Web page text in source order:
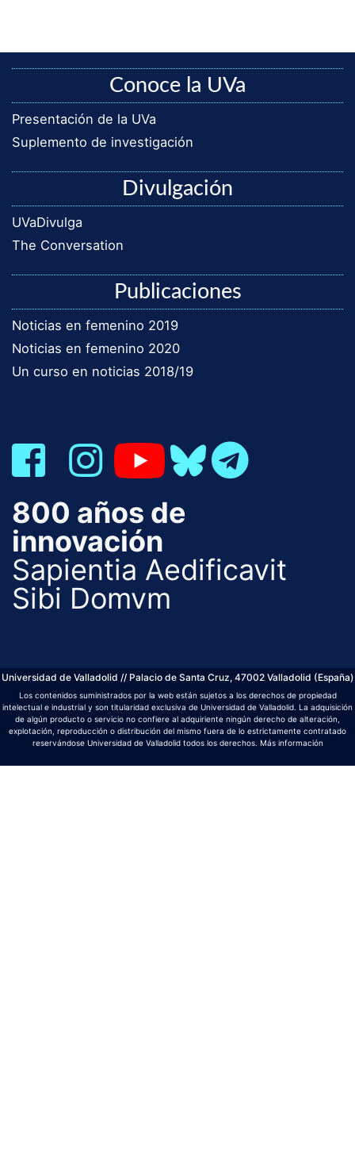
Conoce la UVa
Presentación de la UVa
Suplemento de investigación
Divulgación
UVaDivulga
The Conversation
Publicaciones
Noticias en femenino 2019
Noticias en femenino 2020
Un curso en noticias 2018/19
800 años de
innovación
Sapientia Aedificavit
Sibi Domvm
Universidad de Valladolid // Palacio de Santa Cruz, 47002 Valladolid (España)
Los contenidos suministrados por la web están sujetos a los derechos de propiedad
intelectual e industrial y son titularidad exclusiva de Universidad de Valladolid. La adquisición
de algún producto o servicio no confiere al adquiriente ningún derecho de alteración,
explotación, reproducción o distribución del mismo fuera de lo estrictamente contratado
reservándose Universidad de Valladolid todos los derechos. Más información